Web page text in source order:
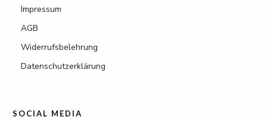
Impressum
AGB
Widerrufsbelehrung
Datenschutzerklärung
SOCIAL MEDIA